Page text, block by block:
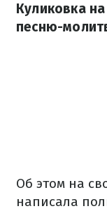
Куликовка
песню-
Об этом на
написала